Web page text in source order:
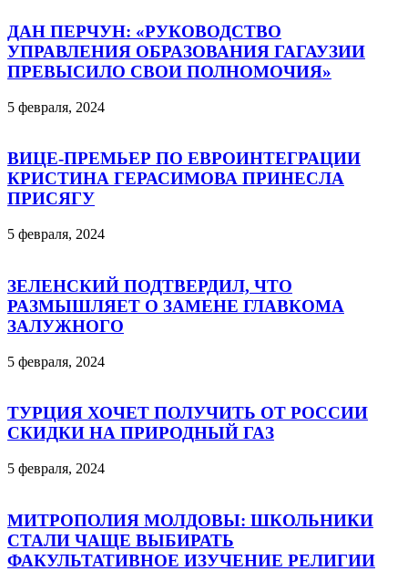
ДАН ПЕРЧУН: «РУКОВОДСТВО
УПРАВЛЕНИЯ ОБРАЗОВАНИЯ ГАГАУЗИИ
ПРЕВЫСИЛО СВОИ ПОЛНОМОЧИЯ»
5 февраля, 2024
ВИЦЕ-ПРЕМЬЕР ПО ЕВРОИНТЕГРАЦИИ
КРИСТИНА ГЕРАСИМОВА ПРИНЕСЛА
ПРИСЯГУ
5 февраля, 2024
ЗЕЛЕНСКИЙ ПОДТВЕРДИЛ, ЧТО
РАЗМЫШЛЯЕТ О ЗАМЕНЕ ГЛАВКОМА
ЗАЛУЖНОГО
5 февраля, 2024
ТУРЦИЯ ХОЧЕТ ПОЛУЧИТЬ ОТ РОССИИ
СКИДКИ НА ПРИРОДНЫЙ ГАЗ
5 февраля, 2024
МИТРОПОЛИЯ МОЛДОВЫ: ШКОЛЬНИКИ
СТАЛИ ЧАЩЕ ВЫБИРАТЬ
ФАКУЛЬТАТИВНОЕ ИЗУЧЕНИЕ РЕЛИГИИ